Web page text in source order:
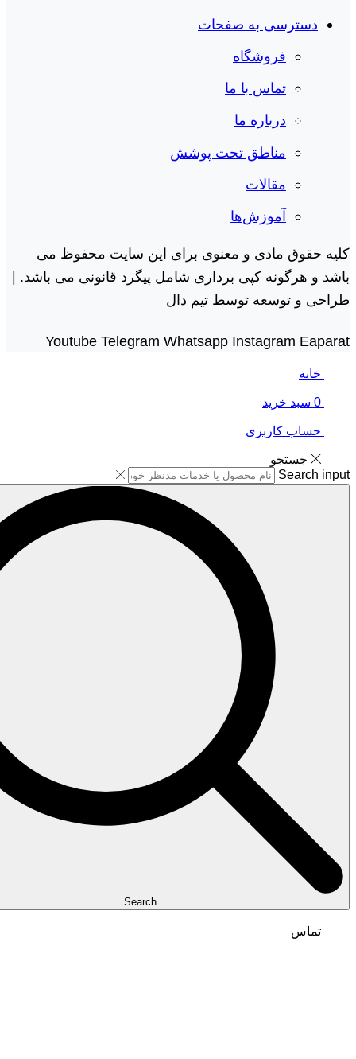
دسترسی به صفحات
فروشگاه
تماس با ما
درباره ما
مناطق تحت پوشش
مقالات
آموزش‌ها
کلیه حقوق مادی و معنوی برای این سایت محفوظ می
باشد و هرگونه کپی برداری شامل پیگرد قانونی می باشد. |
طراحی و توسعه توسط تیم دال
Youtube Telegram Whatsapp Instagram Eaparat
خانه
0 سبد خرید
حساب کاربری
جستجو
Search input
Search
تماس